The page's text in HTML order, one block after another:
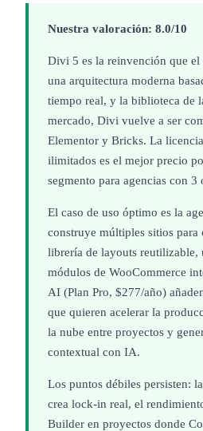
Nuestra valoración: 8.0/10
Divi 5 es la reinvención que el
una arquitectura moderna
tiempo real, y la biblioteca de
mercado, Divi vuelve a ser
Elementor y Bricks. La
ilimitados es el mejor precio
segmento para agencias con
El caso de uso óptimo es la
construye múltiples sitios para
librería de layouts
módulos de WooCommerce
AI (Plan Pro, $277/año)
que quieren acelerar la
la nube entre proyectos y
contextual con IA.
Los puntos débiles persisten:
crea lock-in real, el
Builder en proyectos donde